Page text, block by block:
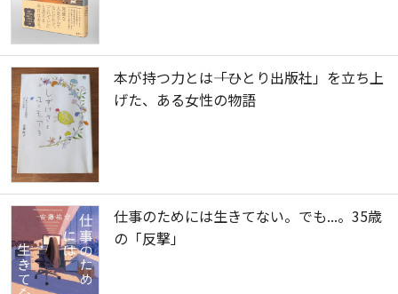
本が持つ力とは――「ひとり出版社」を立ち上
げた、ある女性の物語
仕事のためには生きてない。でも...。35歳
の「反撃」